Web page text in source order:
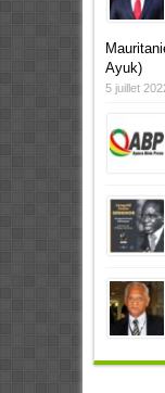
Ayuk)
5 juillet